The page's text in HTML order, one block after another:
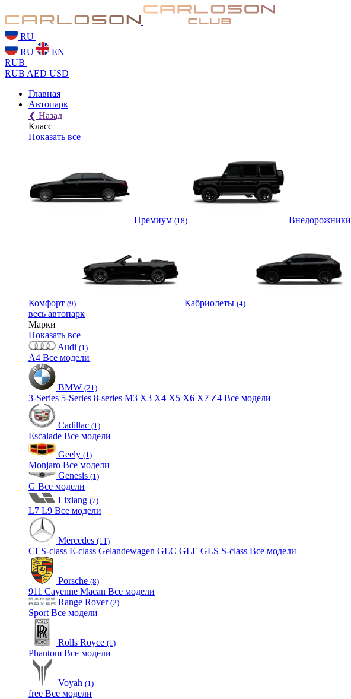
RU
RU
EN
RUB
RUB AED USD
Главная
Автопарк
❮ Назад
Класс
Показать все
Премиум (18) Внедорожники
Комфорт (9) Кабриолеты (4)
весь автопарк
Марки
Показать все
Audi (1)
A4 Все модели
BMW (21)
3-Series 5-Series 8-series M3 X3 X4 X5 X6 X7 Z4 Все модели
Cadillac (1)
Escalade Все модели
Geely (1)
Monjaro Все модели
Genesis (1)
G Все модели
Lixiang (7)
L7 L9 Все модели
Mercedes (11)
CLS-class E-class Gelandewagen GLC GLE GLS S-class Все модели
Porsche (8)
911 Cayenne Macan Все модели
Range Rover (2)
Sport Все модели
Rolls Royce (1)
Phantom Все модели
Voyah (1)
free Все модели